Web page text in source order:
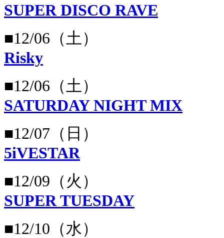
SUPER DISCO RAVE
■12/06（土）
Risky
■12/06（土）
SATURDAY NIGHT MIX
■12/07（日）
5iVESTAR
■12/09（火）
SUPER TUESDAY
■12/10（水）